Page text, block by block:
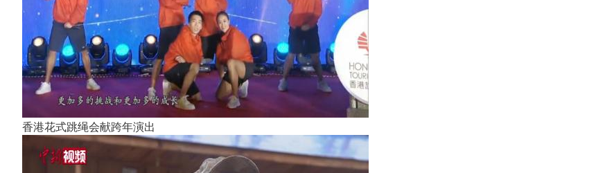
香港花式跳绳会献跨年演出